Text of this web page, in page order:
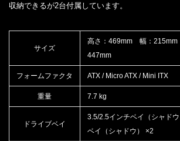
収納できるが2台付属しています。
サイズ
高さ：469mm 幅：215mm
447mm
フォームファクタ ATX / Micro ATX / Mini ITX
重量 7.7 kg
ドライブベイ
3.5/2.5インチベイ（シャド
ベイ（シャドウ） ×2